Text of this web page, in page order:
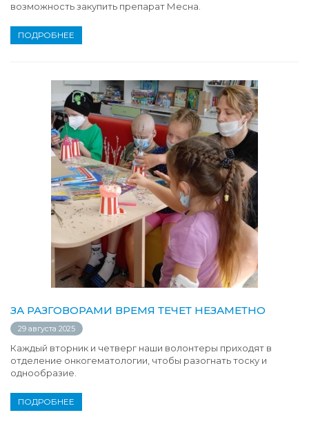
возможность закупить препарат Месна.
ПОДРОБНЕЕ
ЗА РАЗГОВОРАМИ ВРЕМЯ ТЕЧЕТ НЕЗАМЕТНО
29 августа 2025
Каждый вторник и четверг наши волонтеры приходят в
отделение онкогематологии, чтобы разогнать тоску и
однообразие.
ПОДРОБНЕЕ